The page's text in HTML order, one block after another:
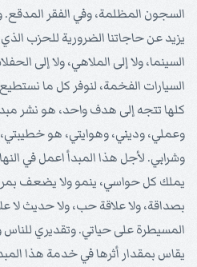
السجون المظلمة، وفي الفقر
يزيد عن حاجاتنا الضرورية للحزب الذي
السينما، ولا إلى الملاهي، ولا إلى
السيارات الفخمة، لنوفر كل ما نستطيع
كلها تتجه إلى هدف واحد، هو نشر
وعملي، وديني، وهوايتي، هو
وشرابي. لأجل هذا المبدأ اعمل في
يملك كل حواسي، ينمو ولا يضعف
بصداقة، ولا علاقة حب، ولا حديث لا
المسيطرة على حياتي. وتقديري للناس
يقاس بمقدار أثرها في خدمة هذا